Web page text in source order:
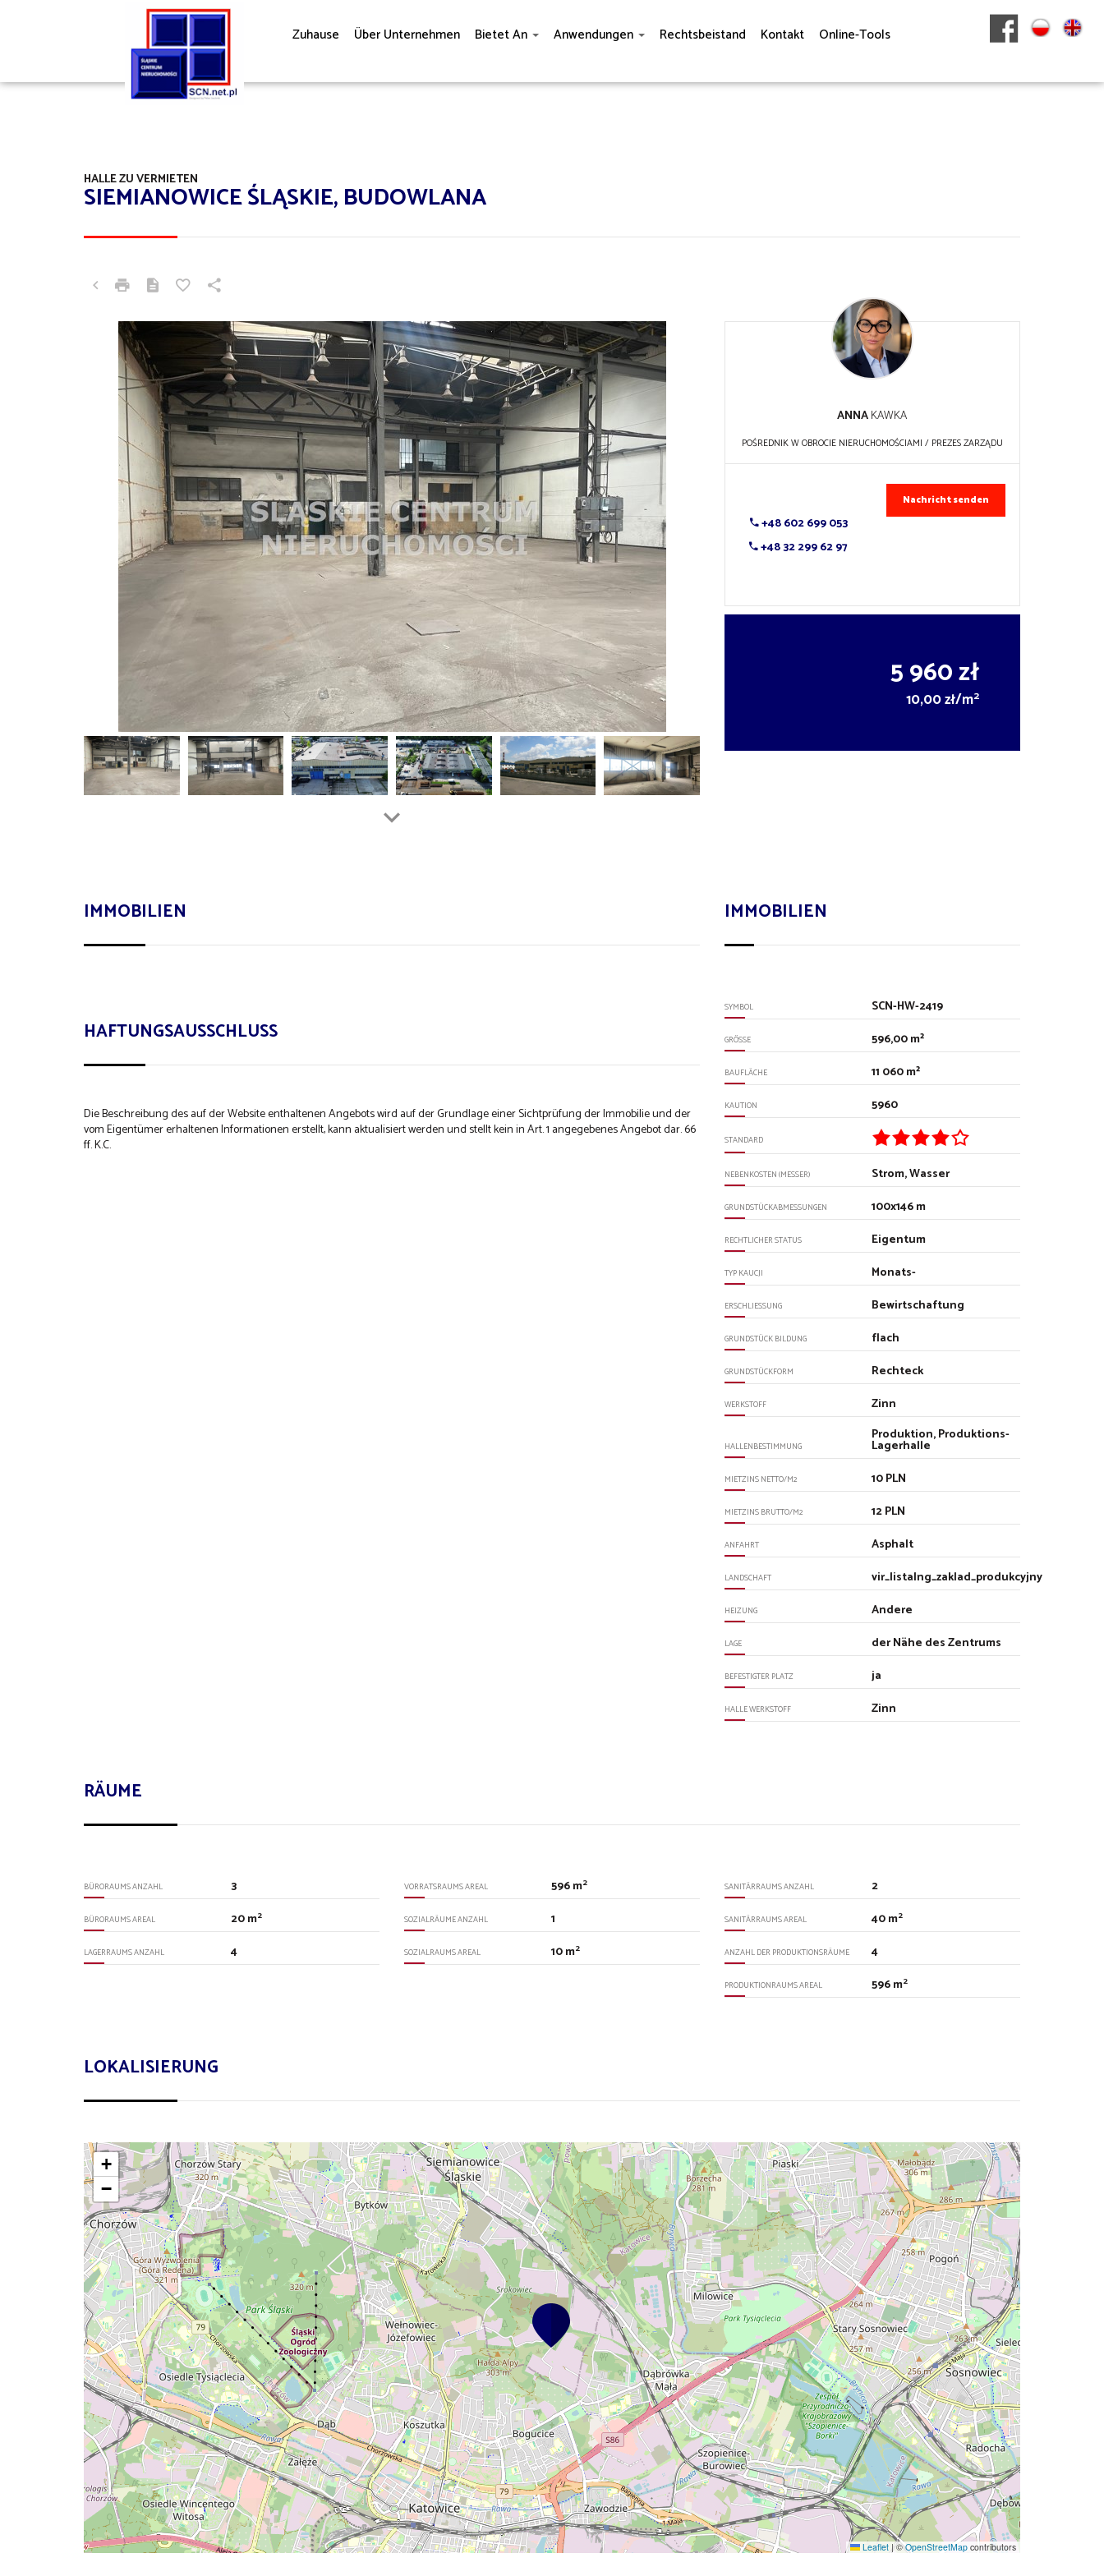
Zuhause Über Unternehmen Bietet An Anwendungen Rechtsbeistand Kontakt Online-Tools
SIEMIANOWICE ŚLĄSKIE, BUDOWLANA
HALLE ZU VERMIETEN
ANNAKAWKA
POŚREDNIK W OBROCIE NIERUCHOMOŚCIAMI / PREZES ZARZĄDU
+48 602 699 053
+48 32 299 62 97
Nachricht senden
5 960 zł
10,00 zł/m2
IMMOBILIEN
HAFTUNGSAUSSCHLUSS
Die Beschreibung des auf der Website enthaltenen Angebots wird auf der Grundlage einer Sichtprüfung der Immobilie und der
vom Eigentümer erhaltenen Informationen erstellt, kann aktualisiert werden und stellt kein in Art. 1 angegebenes Angebot dar. 66
ff. K.C.
IMMOBILIEN
SYMBOL SCN-HW-2419
GRÖSSE 596,00 m²
BAUFLÄCHE 11 060 m²
KAUTION 5960
STANDARD
NEBENKOSTEN (MESSER) Strom, Wasser
GRUNDSTÜCKABMESSUNGEN 100x146 m
RECHTLICHER STATUS Eigentum
TYP KAUCJI Monats-
ERSCHLIESSUNG Bewirtschaftung
GRUNDSTÜCK BILDUNG flach
GRUNDSTÜCKFORM Rechteck
WERKSTOFF Zinn
HALLENBESTIMMUNG
Produktion, Produktions-
Lagerhalle
MIETZINS NETTO/M2 10 PLN
MIETZINS BRUTTO/M2 12 PLN
ANFAHRT Asphalt
LANDSCHAFT vir_listalng_zaklad_produkcyjny
HEIZUNG Andere
LAGE der Nähe des Zentrums
BEFESTIGTER PLATZ ja
HALLE WERKSTOFF Zinn
RÄUME
BÜRORAUMS ANZAHL 3
BÜRORAUMS AREAL 20 m2
LAGERRAUMS ANZAHL 4
VORRATSRAUMS AREAL 596 m2
SOZIALRÄUME ANZAHL 1
SOZIALRAUMS AREAL 10 m2
SANITÄRRAUMS ANZAHL 2
SANITÄRRAUMS AREAL 40 m2
ANZAHL DER PRODUKTIONSRÄUME 4
PRODUKTIONRAUMS AREAL 596 m2
LOKALISIERUNG
+
−
Leaflet |©OpenStreetMap contributors